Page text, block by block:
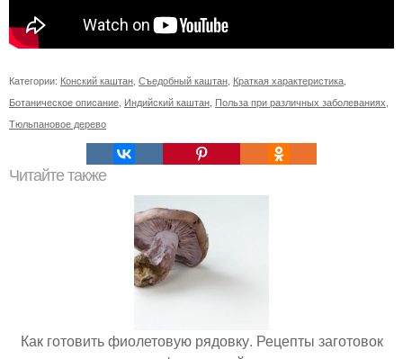
Категории: Конский каштан Съедобный каштан Краткая характеристика
Ботаническое описание Индийский каштан Польза при различных заболеваниях
Тюльпановое дерево
Читайте также
Как готовить фиолетовую рядовку. Рецепты заготовок